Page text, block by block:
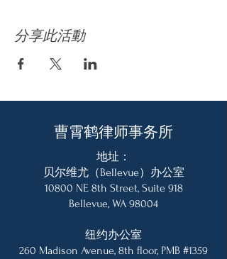
分享此活動
曹霄鹤律师事务所
地址：
贝尔维尤（Bellevue）办公室
10800 NE 8th Street, Suite 918
Bellevue, WA 98004
纽约办公室
260 Madison Avenue, 8th floor, PMB #1359